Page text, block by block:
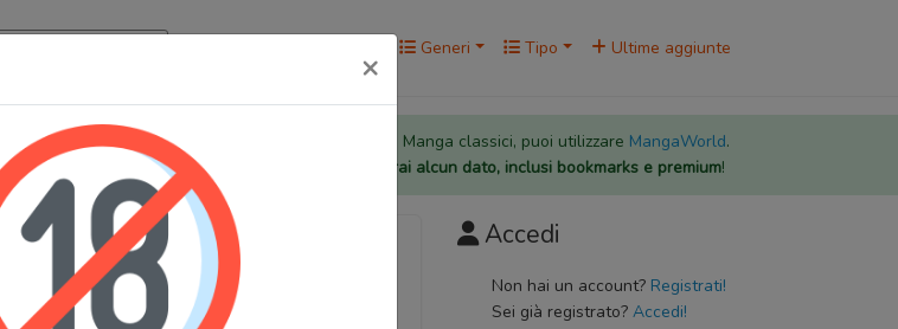
Generi Tipo Ultime aggiunte
nuovo sito ( mangaworldadult.net ); invece, per i Manga classici, puoi utilizzare MangaWorld.
i dati sono condivisitra i due siti, quindi non perderai alcun dato, inclusi bookmarks e premium!
×
애완, PET
Accedi
Non hai un account? Registrati!
Sei già registrato? Accedi!